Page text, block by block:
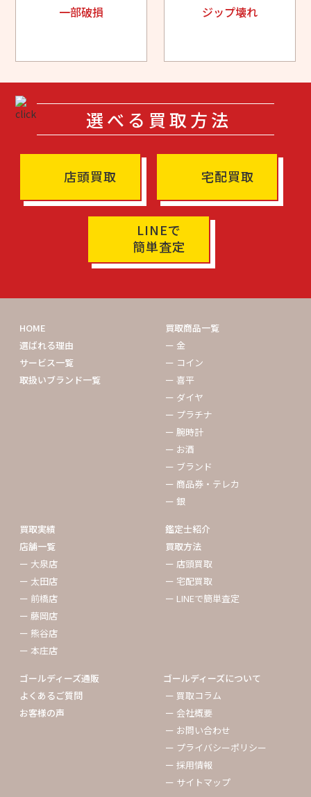
一部破損 ジップ壊れ
選べる買取方法
店頭買取 宅配買取
LINEで
簡単査定
HOME
選ばれる理由
サービス一覧
取扱いブランド一覧
買取商品一覧
ー 金
ー コイン
ー 喜平
ー ダイヤ
ー プラチナ
ー 腕時計
ー お酒
ー ブランド
ー 商品券・テレカ
ー 銀
買取実績
店舗一覧
ー 大泉店
ー 太田店
ー 前橋店
ー 藤岡店
ー 熊谷店
ー 本庄店
鑑定士紹介
買取方法
ー 店頭買取
ー 宅配買取
ー LINEで簡単査定
ゴールディーズ通販
よくあるご質問
お客様の声
ゴールディーズについて
ー 買取コラム
ー 会社概要
ー お問い合わせ
ー プライバシーポリシー
ー 採用情報
ー サイトマップ